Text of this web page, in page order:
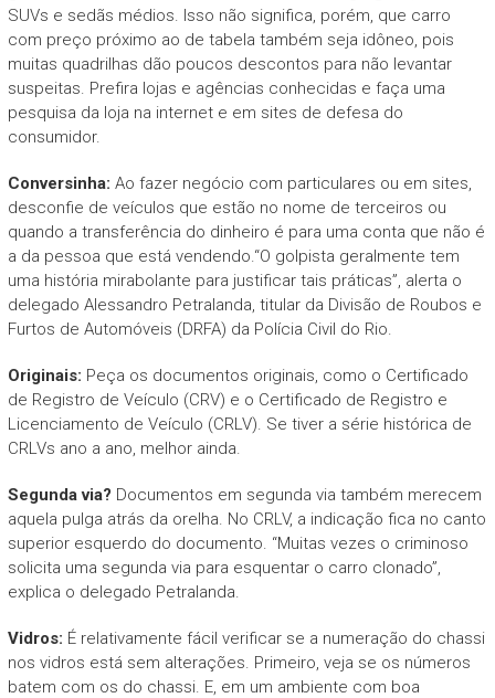
SUVs e sedãs médios. Isso não significa, porém, que carro
com preço próximo ao de tabela também seja idôneo, pois
muitas quadrilhas dão poucos descontos para não levantar
suspeitas. Prefira lojas e agências conhecidas e faça uma
pesquisa da loja na internet e em sites de defesa do
consumidor.
Conversinha: Ao fazer negócio com particulares ou em sites,
desconfie de veículos que estão no nome de terceiros ou
quando a transferência do dinheiro é para uma conta que não é
a da pessoa que está vendendo.“O golpista geralmente tem
uma história mirabolante para justificar tais práticas”, alerta o
delegado Alessandro Petralanda, titular da Divisão de Roubos e
Furtos de Automóveis (DRFA) da Polícia Civil do Rio.
Originais: Peça os documentos originais, como o Certificado
de Registro de Veículo (CRV) e o Certificado de Registro e
Licenciamento de Veículo (CRLV). Se tiver a série histórica de
CRLVs ano a ano, melhor ainda.
Segunda via? Documentos em segunda via também merecem
aquela pulga atrás da orelha. No CRLV, a indicação fica no canto
superior esquerdo do documento. “Muitas vezes o criminoso
solicita uma segunda via para esquentar o carro clonado”,
explica o delegado Petralanda.
Vidros: É relativamente fácil verificar se a numeração do chassi
nos vidros está sem alterações. Primeiro, veja se os números
batem com os do chassi. E, em um ambiente com boa